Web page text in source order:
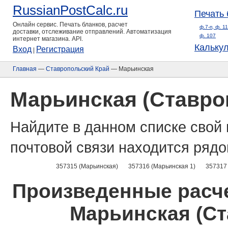
RussianPostCalc.ru
Онлайн сервис. Печать бланков, расчет
доставки, отслеживание отправлений. Автоматизация
интернет магазина. API.
Вход Регистрация
Печать
ф.7-п, ф.
ф. 107
Главная — Ставропольский Край — Марьинская
Марьинская
Найдите в данном списке
почтовой связи находится
357315 (Марьинская) 357316 (Марьинская 1)
Произведенные
Марьинская